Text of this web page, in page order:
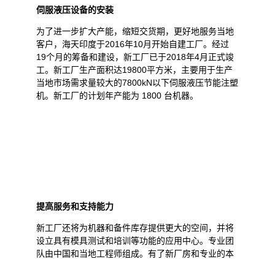
伺服液压设备的安装
为了进一步扩大产能，缩短交货期，更好地服务当地
客户，海天印度于2016年10月开始自建工厂。经过
19个月的筹备和建设，新工厂已于2018年4月正式竣
工。新工厂生产面积达19800平方米，主要用于生产
当地市场需求量较大的7800kN以下伺服液压节能注塑
机。新工厂的计划年产能为 1800 台机器。
提高服务和支持能力
新工厂还将为机器和备件库存提供更大的空间，并将
设立具有模具测试和培训等功能的应用中心。专业团
队由中国和当地工程师组成。有了新厂房和专业的本